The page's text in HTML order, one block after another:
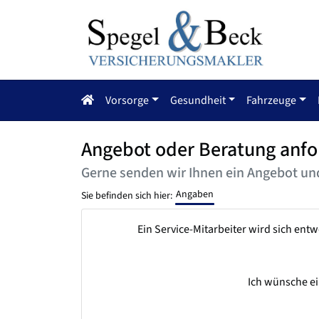
Vorsorge Gesundheit Fahrzeuge
Angebot oder Beratung
Gerne senden wir Ihnen ein Angebot
Sie befinden sich hier: Angaben
Ein Service-Mitarbeiter wird sich
Ich wünsche